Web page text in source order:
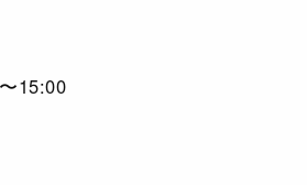
15:00